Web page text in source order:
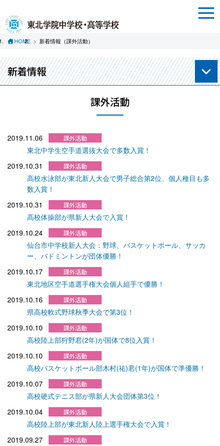
HOME 新着情報（課外活動）
新着情報
課外活動
2019.11.06
東北中学生空手道選抜大会で多数入賞！
2019.10.31
高校水泳部が東北新人大会で男子総合第2位、個人種目も多
数入賞！
2019.10.31
高校体操部が県新人大会で入賞！
2019.10.24
仙台市中学校新人大会：野球、バスケットボール、サッカ
ー、バドミントンが団体優勝！
2019.10.17
東北地区空手道選手権大会個人組手で優勝！
2019.10.16
県高校軟式野球秋季大会で第3位！
2019.10.10
高校陸上部狩野君(2年)が国体で8位入賞！
2019.10.10
高校バスケットボール部木村(祐)君(1年)が国体で準優勝！
2019.10.07
高校硬式テニス部が県新人大会団体第3位！
2019.10.04
高校陸上部が東北新人陸上選手権大会で入賞！
2019.09.27